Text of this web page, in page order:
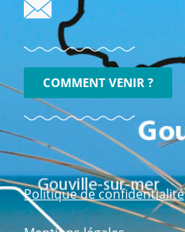
COMMENT VENIR ?
Politique de confidentialité